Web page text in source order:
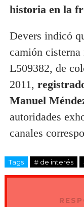
historia en la
Devers indicó
camión
L509382, de
2011,
Manuel
autoridades
canales
Tags # de interés